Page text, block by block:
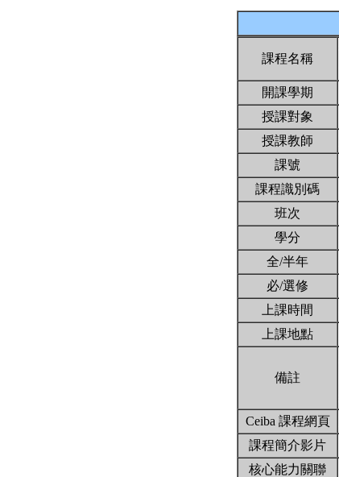
課程名稱
開課學期
授課對象
授課教師
課號
課程識別碼
班次
學分
全/半年
必/選修
上課時間
上課地點
備註
Ceiba 課程網頁
課程簡介影片
核心能力關聯